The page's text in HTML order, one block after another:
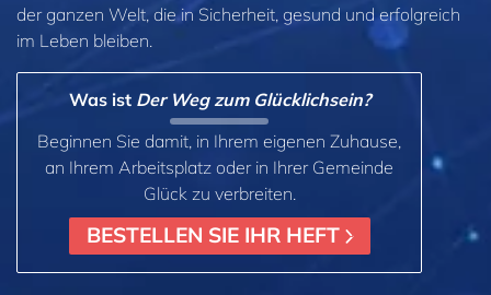
der ganzen Welt, die in Sicherheit, gesund und erfolgreich
im Leben bleiben.
Was ist Der Weg zum Glücklichsein?
Beginnen Sie damit, in Ihrem eigenen Zuhause,
an Ihrem Arbeitsplatz oder in Ihrer Gemeinde
Glück zu verbreiten.
BESTELLEN SIE IHR HEFT